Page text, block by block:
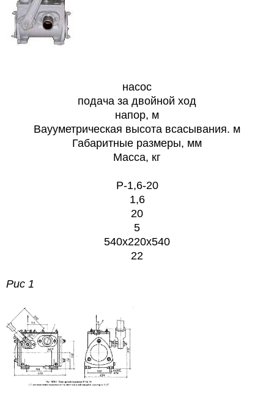
насос
подача за двойной ход
напор, м
Ваууметрическая высота всасывания. м
Габаритные размеры, мм
Масса, кг
Р-1,6-20
1,6
20
5
540х220х540
22
Рис 1